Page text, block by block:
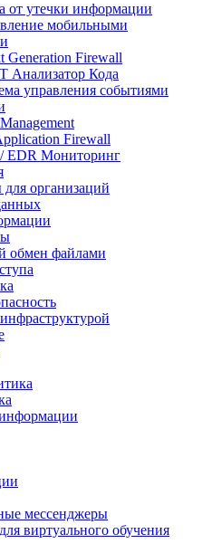
от утечки информации
мобильными
Generation Firewall
Анализатор Кода
управления событиями
Firewall
EDR Мониторинг
организаций
обмен файлами
мессенджеры
виртуального обучения